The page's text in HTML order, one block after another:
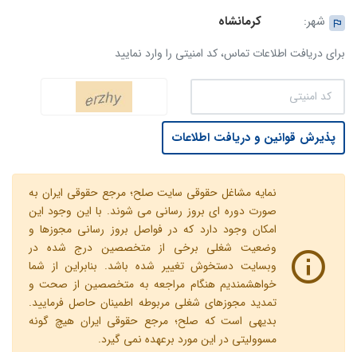
شهر:
کرمانشاه
برای دریافت اطلاعات تماس، کد امنیتی را وارد نمایید
پذیرش قوانین و دریافت اطلاعات
نمایه مشاغل حقوقی سایت صلح؛ مرجع حقوقی ایران به
صورت دوره ای بروز رسانی می شوند. با این وجود این
امکان وجود دارد که در فواصل بروز رسانی مجوزها و
وضعیت شغلی برخی از متخصصین درج شده در
وبسایت دستخوش تغییر شده باشد. بنابراین از شما
خواهشمندیم هنگام مراجعه به متخصصین از صحت و
تمدید مجوزهای شغلی مربوطه اطمینان حاصل فرمایید.
بدیهی است که صلح؛ مرجع حقوقی ایران هیچ گونه
مسوولیتی در این مورد برعهده نمی گیرد.